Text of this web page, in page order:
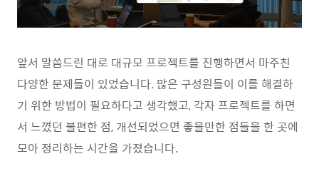
앞서 말씀드린 대로 대규모 프로젝트를 진행하면서 마주친
다양한 문제들이 있었습니다. 많은 구성원들이 이를 해결하
기 위한 방법이 필요하다고 생각했고, 각자 프로젝트를 하면
서 느꼈던 불편한 점, 개선되었으면 좋을만한 점들을 한 곳에
모아 정리하는 시간을 가졌습니다.